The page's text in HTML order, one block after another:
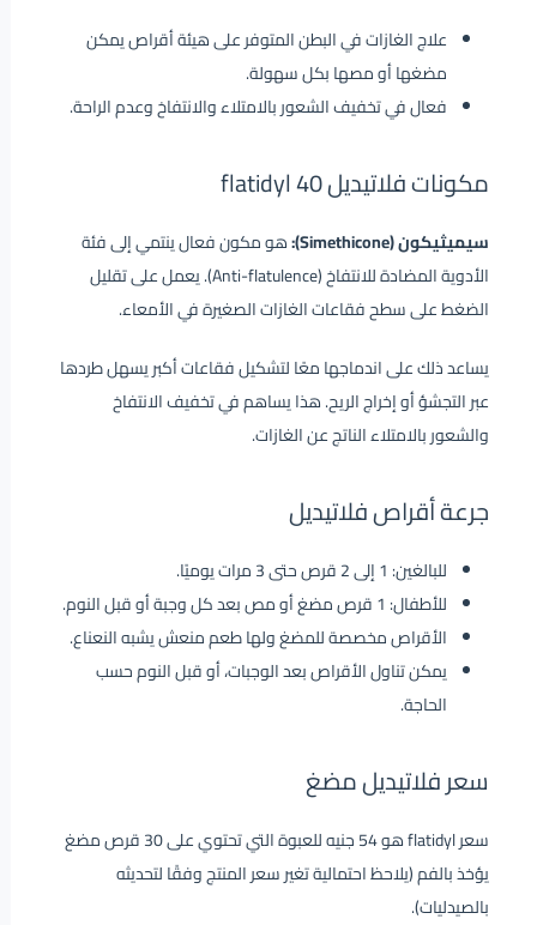
علاج الغازات في البطن المتوفر على هيئة أقراص يمكن
مضغها أو مصها بكل سهولة.
فعال في تخفيف الشعور بالامتلاء والانتفاخ وعدم الراحة.
مكونات فلاتيديل 40 flatidyl
سيميثيكون (Simethicone):
هو مكون فعال ينتمي إلى فئة
الأدوية المضادة للانتفاخ (Anti-flatulence). يعمل على تقليل
الضغط على سطح فقاعات الغازات الصغيرة في الأمعاء.
يساعد ذلك على اندماجها معًا لتشكيل فقاعات أكبر يسهل طردها
عبر التجشؤ أو إخراج الريح. هذا يساهم في تخفيف الانتفاخ
والشعور بالامتلاء الناتج عن الغازات.
جرعة أقراص فلاتيديل
للبالغين: 1 إلى 2 قرص حتى 3 مرات يوميًا.
للأطفال: 1 قرص مضغ أو مص بعد كل وجبة أو قبل النوم.
الأقراص مخصصة للمضغ ولها طعم منعش يشبه النعناع.
يمكن تناول الأقراص بعد الوجبات، أو قبل النوم حسب
الحاجة.
سعر فلاتيديل مضغ
سعر flatidyl هو 54 جنيه للعبوة التي تحتوي على 30 قرص مضغ
يؤخذ بالفم (يلاحظ احتمالية تغير سعر المنتج وفقًا لتحديثه
بالصيدليات).